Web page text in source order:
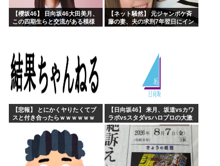
【櫻坂46】 日向坂46大田美月、
この四期生らと交流がある模様
【ネット騒然】 元ジャンポケ斉
藤の妻、夫の求刑7年翌日にイン
【悲報】 とにかくヤりたくてブ
スと付き合ったらｗｗｗｗｗｗ
【日向坂46】 来月、坂道vsカワ
ラボvsスタダvsハロプロの大激
戦